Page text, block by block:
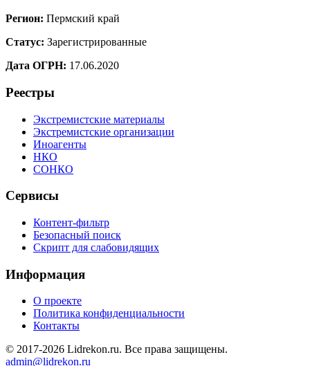
Регион: Пермский край
Статус: Зарегистрированные
Дата ОГРН: 17.06.2020
Реестры
Экстремистские материалы
Экстремистские организации
Иноагенты
НКО
СОНКО
Сервисы
Контент-фильтр
Безопасный поиск
Скрипт для слабовидящих
Информация
О проекте
Политика конфиденциальности
Контакты
© 2017-2026 Lidrekon.ru. Все права защищены.
admin@lidrekon.ru